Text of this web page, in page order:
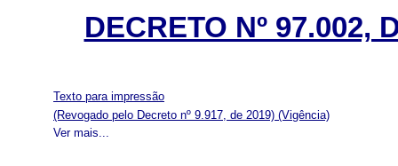
DECRETO Nº 97.002,
Texto para impressão
Ver mais...
(Revogado pelo Decreto nº 9.917, de 2019) (Vigência)